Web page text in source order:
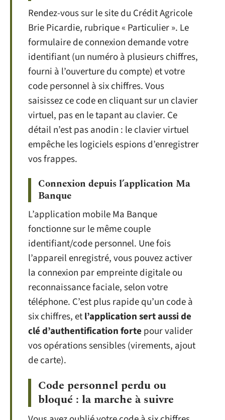
Rendez-vous sur le site du Crédit Agricole
Brie Picardie, rubrique « Particulier ». Le
formulaire de connexion demande votre
identifiant (un numéro à plusieurs chiffres,
fourni à l’ouverture du compte) et votre
code personnel à six chiffres. Vous
saisissez ce code en cliquant sur un clavier
virtuel, pas en le tapant au clavier. Ce
détail n’est pas anodin : le clavier virtuel
empêche les logiciels espions d’enregistrer
vos frappes.
Connexion depuis l’application Ma
Banque
L’application mobile Ma Banque
fonctionne sur le même couple
identifiant/code personnel. Une fois
l’appareil enregistré, vous pouvez activer
la connexion par empreinte digitale ou
reconnaissance faciale, selon votre
téléphone. C’est plus rapide qu’un code à
six chiffres, etl’application sert aussi de
clé d’authentification forte pour valider
vos opérations sensibles (virements, ajout
de carte).
Code personnel perdu ou
bloqué : la marche à suivre